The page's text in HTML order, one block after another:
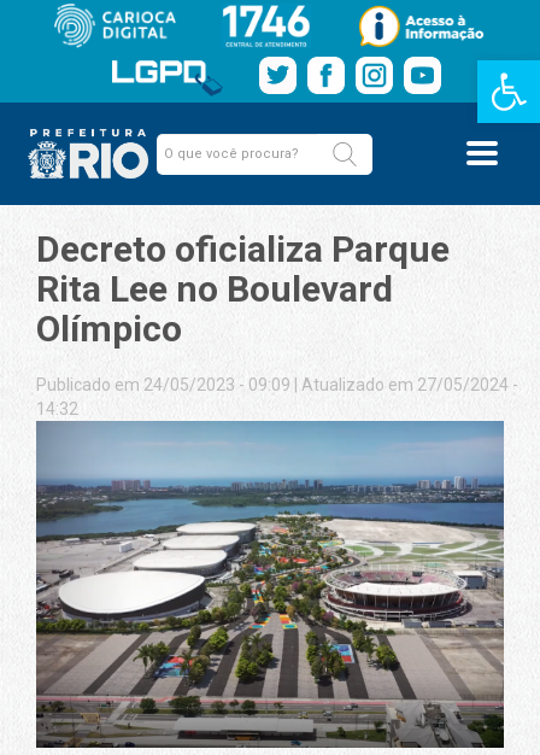
Barra de
Decreto oficializa Parque
Rita Lee no Boulevard
Olímpico
Publicado em 24/05/2023 - 09:09
Atualizado em 27/05/2024 -
14:32